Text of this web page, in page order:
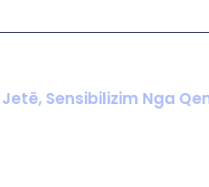
Sensibilizim Nga